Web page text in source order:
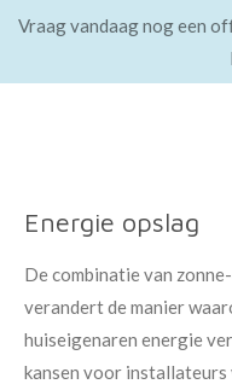
Ga
Vraag vandaag nog een
Energie opslag
De combinatie van
verandert de manier
huiseigenaren energie
kansen voor installateurs